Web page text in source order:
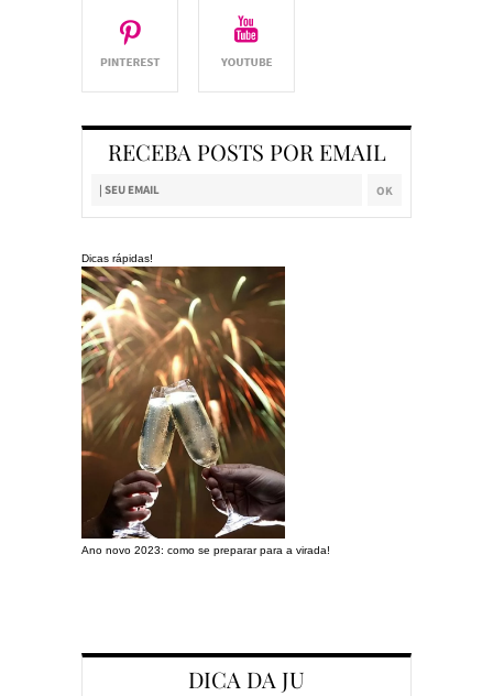
RECEBA POSTS POR EMAIL
Dicas rápidas!
Ano novo 2023: como se preparar para a virada!
DICA DA JU